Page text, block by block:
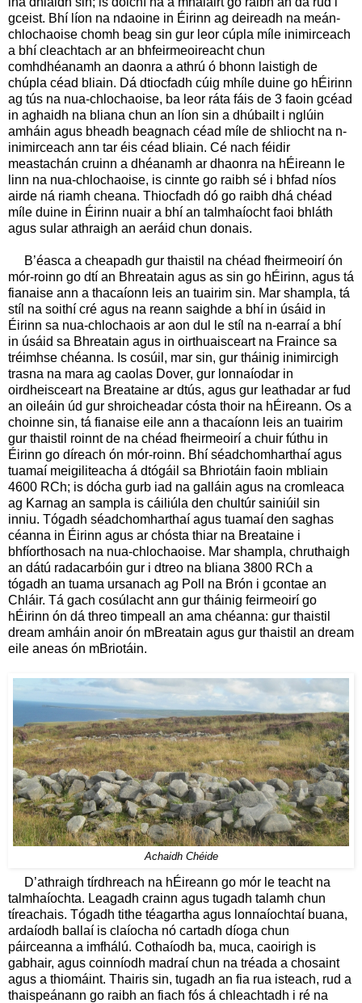
gceist. Bhí líon na ndaoine in Éirinn ag deireadh na meán-
chlochaoise chomh beag sin gur leor cúpla míle inimirceach
a bhí cleachtach ar an bhfeirmeoireacht chun
comhdhéanamh an daonra a athrú ó bhonn laistigh de
chúpla céad bliain. Dá dtiocfadh cúig mhíle duine go hÉirinn
ag tús na nua-chlochaoise, ba leor ráta fáis de 3 faoin gcéad
in aghaidh na bliana chun an líon sin a dhúbailt i nglúin
amháin agus bheadh beagnach céad míle de shliocht na n-
inimirceach ann tar éis céad bliain. Cé nach féidir
meastachán cruinn a dhéanamh ar dhaonra na hÉireann le
linn na nua-chlochaoise, is cinnte go raibh sé i bhfad níos
airde ná riamh cheana. Thiocfadh dó go raibh dhá chéad
míle duine in Éirinn nuair a bhí an talmhaíocht faoi bhláth
agus sular athraigh an aeráid chun donais.
B’éasca a cheapadh gur thaistil na chéad fheirmeoirí ón
mór-roinn go dtí an Bhreatain agus as sin go hÉirinn, agus tá
fianaise ann a thacaíonn leis an tuairim sin. Mar shampla, tá
stíl na soithí cré agus na reann saighde a bhí in úsáid in
Éirinn sa nua-chlochaois ar aon dul le stíl na n-earraí a bhí
in úsáid sa Bhreatain agus in oirthuaisceart na Fraince sa
tréimhse chéanna. Is cosúil, mar sin, gur tháinig inimircigh
trasna na mara ag caolas Dover, gur lonnaíodar in
oirdheisceart na Breataine ar dtús, agus gur leathadar ar fud
an oileáin úd gur shroicheadar cósta thoir na hÉireann. Os a
choinne sin, tá fianaise eile ann a thacaíonn leis an tuairim
gur thaistil roinnt de na chéad fheirmeoirí a chuir fúthu in
Éirinn go díreach ón mór-roinn. Bhí séadchomharthaí agus
tuamaí meigiliteacha á dtógáil sa Bhriotáin faoin mbliain
4600 RCh; is dócha gurb iad na galláin agus na cromleaca
ag Karnag an sampla is cáiliúla den chultúr sainiúil sin
inniu. Tógadh séadchomharthaí agus tuamaí den saghas
céanna in Éirinn agus ar chósta thiar na Breataine i
bhfíorthosach na nua-chlochaoise. Mar shampla, chruthaigh
an dátú radacarbóin gur i dtreo na bliana 3800 RCh a
tógadh an tuama ursanach ag Poll na Brón i gcontae an
Chláir. Tá gach cosúlacht ann gur tháinig feirmeoirí go
hÉirinn ón dá threo timpeall an ama chéanna: gur thaistil
dream amháin anoir ón mBreatain agus gur thaistil an dream
eile aneas ón mBriotáin.
Achaidh Chéide
D’athraigh tírdhreach na hÉireann go mór le teacht na
talmhaíochta. Leagadh crainn agus tugadh talamh chun
tíreachais. Tógadh tithe téagartha agus lonnaíochtaí buana,
ardaíodh ballaí is claíocha nó cartadh díoga chun
páirceanna a imfhálú. Cothaíodh ba, muca, caoirigh is
gabhair, agus coinníodh madraí chun na tréada a chosaint
agus a thiomáint. Thairis sin, tugadh an fia rua isteach, rud a
thaispeánann go raibh an fiach fós á chleachtadh i ré na